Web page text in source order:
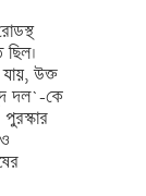
ছিল।
উক্ত
দল‍‍`-কে